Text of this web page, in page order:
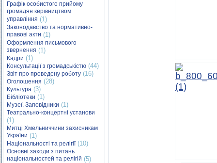
Графік особистого прийому
громадян керівництвом
управління (1)
Законодавство та нормативно-
правові акти (1)
Оформлення письмового
звернення (1)
Кадри (1)
Консультації з громадськістю (44)
Звіт про проведену роботу (16)
Оголошення (28)
Культура (3)
Бібліотеки (1)
Музеї. Заповідники (1)
Театрально-концертні установи
(1)
Митці Хмельниччини захисникам
України (1)
Національності та релігії(10)
Основні заходи з питань
національностей та релігій (5)